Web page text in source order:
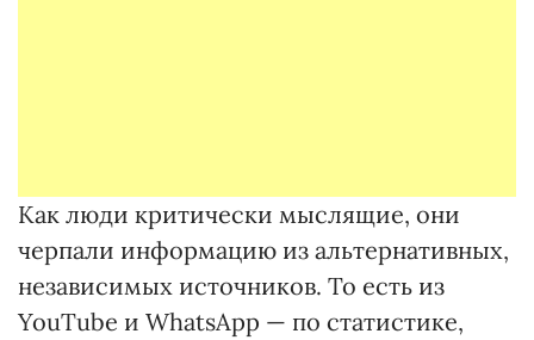
Как люди критически мыслящие, они
черпали информацию из альтернативных,
независимых источников. То есть из
YouTube и WhatsApp — по статистике,